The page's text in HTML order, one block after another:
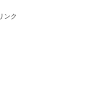
ンク